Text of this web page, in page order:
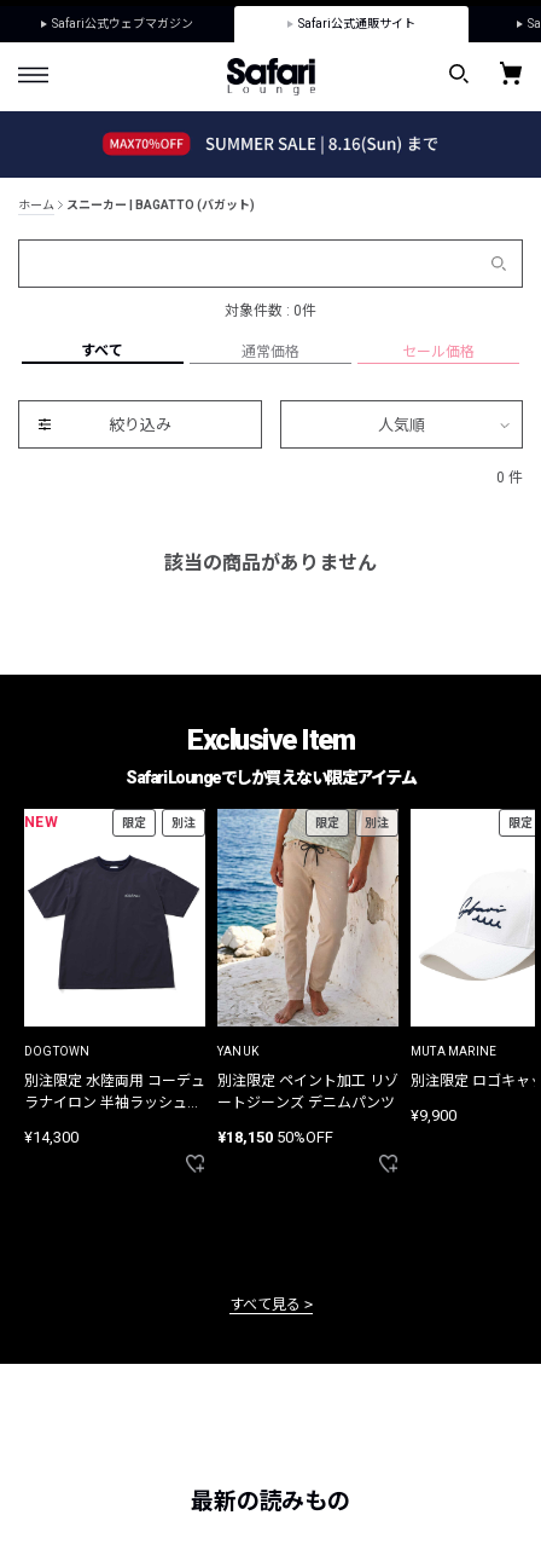
Safari公式ウェブマガジン Safari公式通販サイト
ホーム スニーカー | BAGATTO (バガット)
対象件数 : 0件
すべて 通常価格 セール価格
絞り込み 人気順
0 件
該当の商品がありません
Exclusive Item
Safari Loungeでしか買えない限定アイテム
NEW 限定 別注
DOGTOWN
別注限定 水陸両用 コーデュ
ラナイロン 半袖ラッシュガ
¥14,300
限定 別注
YANUK
別注限定 ペイント加工 リゾ
ートジーンズ デニムパンツ
¥18,150 50%OFF
限定
MUTA MARINE
別注限定 ロゴキャ
¥9,900
すべて見る
最新の読みもの